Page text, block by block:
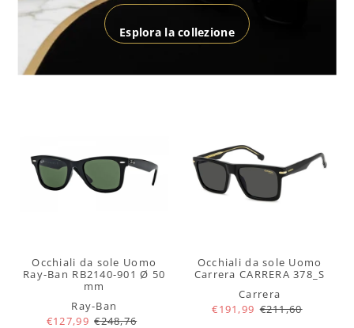
Esplora la collezione
Occhiali da sole Uomo
Ray-Ban RB2140-901 Ø 50
mm
Ray-Ban
€127,99 €248,76
Occhiali da sole Uomo
Carrera CARRERA 378_S
Carrera
€191,99 €211,60